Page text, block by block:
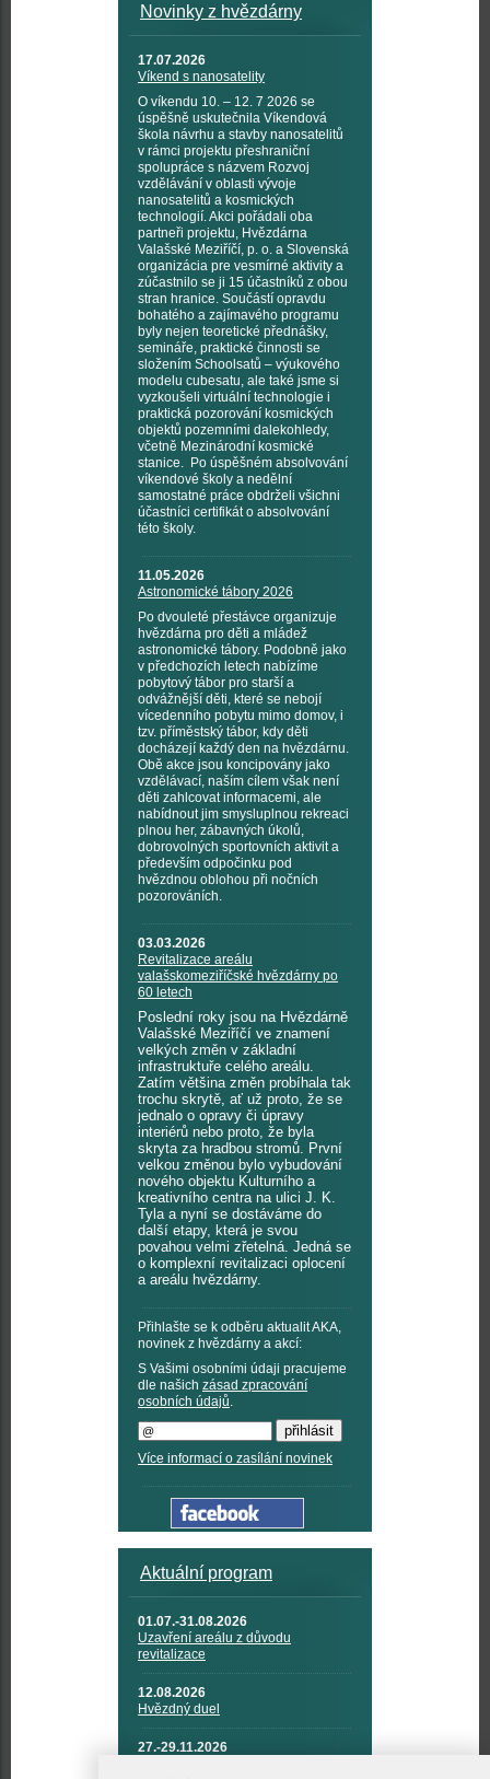
Novinky z hvězdárny
17.07.2026
Víkend s nanosatelity
O víkendu 10. – 12. 7 2026 se
úspěšně uskutečnila Víkendová
škola návrhu a stavby nanosatelitů
v rámci projektu přeshraniční
spolupráce s názvem Rozvoj
vzdělávání v oblasti vývoje
nanosatelitů a kosmických
technologií. Akci pořádali oba
partneři projektu, Hvězdárna
Valašské Meziříčí, p. o. a Slovenská
organizácia pre vesmírné aktivity a
zúčastnilo se ji 15 účastníků z obou
stran hranice. Součástí opravdu
bohatého a zajímavého programu
byly nejen teoretické přednášky,
semináře, praktické činnosti se
složením Schoolsatů – výukového
modelu cubesatu, ale také jsme si
vyzkoušeli virtuální technologie i
praktická pozorování kosmických
objektů pozemními dalekohledy,
včetně Mezinárodní kosmické
stanice. Po úspěšném absolvování
víkendové školy a nedělní
samostatné práce obdrželi všichni
účastníci certifikát o absolvování
této školy.
11.05.2026
Astronomické tábory 2026
Po dvouleté přestávce organizuje
hvězdárna pro děti a mládež
astronomické tábory. Podobně jako
v předchozích letech nabízíme
pobytový tábor pro starší a
odvážnější děti, které se nebojí
vícedenního pobytu mimo domov, i
tzv. příměstský tábor, kdy děti
docházejí každý den na hvězdárnu.
Obě akce jsou koncipovány jako
vzdělávací, naším cílem však není
děti zahlcovat informacemi, ale
nabídnout jim smysluplnou rekreaci
plnou her, zábavných úkolů,
dobrovolných sportovních aktivit a
především odpočinku pod
hvězdnou oblohou při nočních
pozorováních.
03.03.2026
Revitalizace areálu
valašskomeziříčské hvězdárny po
60 letech
Poslední roky jsou na Hvězdárně
Valašské Meziříčí ve znamení
velkých změn v základní
infrastruktuře celého areálu.
Zatím většina změn probíhala tak
trochu skrytě, ať už proto, že se
jednalo o opravy či úpravy
interiérů nebo proto, že byla
skryta za hradbou stromů. První
velkou změnou bylo vybudování
nového objektu Kulturního a
kreativního centra na ulici J. K.
Tyla a nyní se dostáváme do
další etapy, která je svou
povahou velmi zřetelná. Jedná se
o komplexní revitalizaci oplocení
a areálu hvězdárny.
Přihlašte se k odběru aktualit AKA,
novinek z hvězdárny a akcí:
S Vašimi osobními údaji pracujeme
dle našich zásad zpracování
osobních údajů
Více informací o zasílání novinek
Aktuální program
01.07.-31.08.2026
Uzavření areálu z důvodu
revitalizace
12.08.2026
Hvězdný duel
27.-29.11.2026